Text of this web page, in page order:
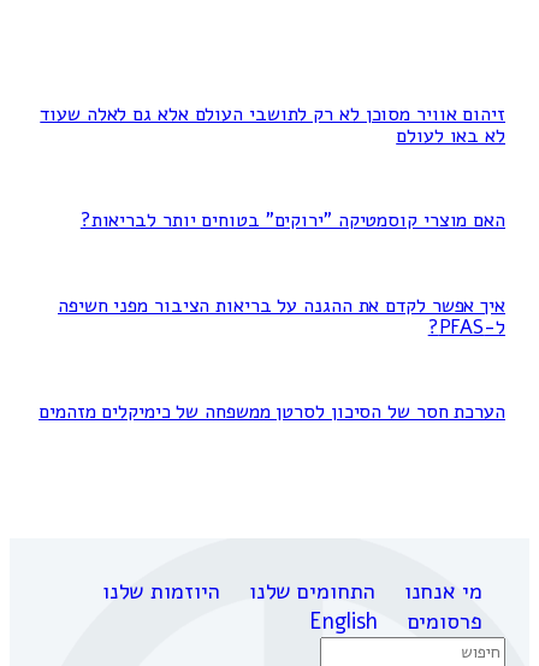
זיהום אוויר מסוכן לא רק לתושבי העולם אלא גם לאלה שעוד
לא באו לעולם
האם מוצרי קוסמטיקה "ירוקים" בטוחים יותר לבריאות?
איך אפשר לקדם את ההגנה על בריאות הציבור מפני חשיפה
ל-PFAS?
הערכת חסר של הסיכון לסרטן ממשפחה של כימיקלים מזהמים
מי אנחנו התחומים שלנו
היוזמות שלנו
פרסומים
English
Search